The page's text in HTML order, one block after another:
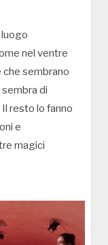
nel ventre
sembrano
di
resto lo fanno
e
magici